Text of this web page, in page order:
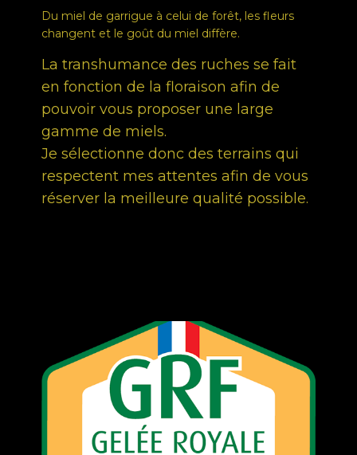
Du miel de garrigue à celui de forêt, les fleurs
changent et le goût du miel diffère.
La transhumance des ruches se fait
en fonction de la floraison afin de
pouvoir vous proposer une large
gamme de miels.
Je sélectionne donc des terrains qui
respectent mes attentes afin de vous
réserver la meilleure qualité possible.